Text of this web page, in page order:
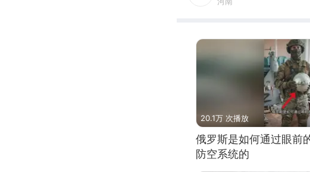
20.1万 次播放
俄罗斯是如何通过眼前
防空系统的